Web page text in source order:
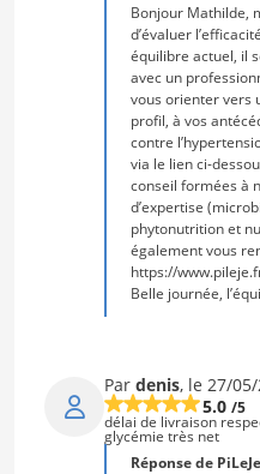
Bonjour Mathilde,
d’évaluer
équilibre actuel, il
avec un
vous orienter vers
profil, à vos
contre
via le lien ci-
conseil formées à
d’expertise
phytonutrition et
également vous
https://
Belle journée,
Par denis, le 27/
5.0 /5
délai de livraison
glycémie très net
Réponse de PiLeJe